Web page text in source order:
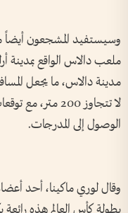
وسيستفيد المشجعون أيضاً
مدينة دالاس، ما يجعل
لا تتجاوز 200
الوصول إلى المدرجات.
وقال لوري ماكينا، أحد